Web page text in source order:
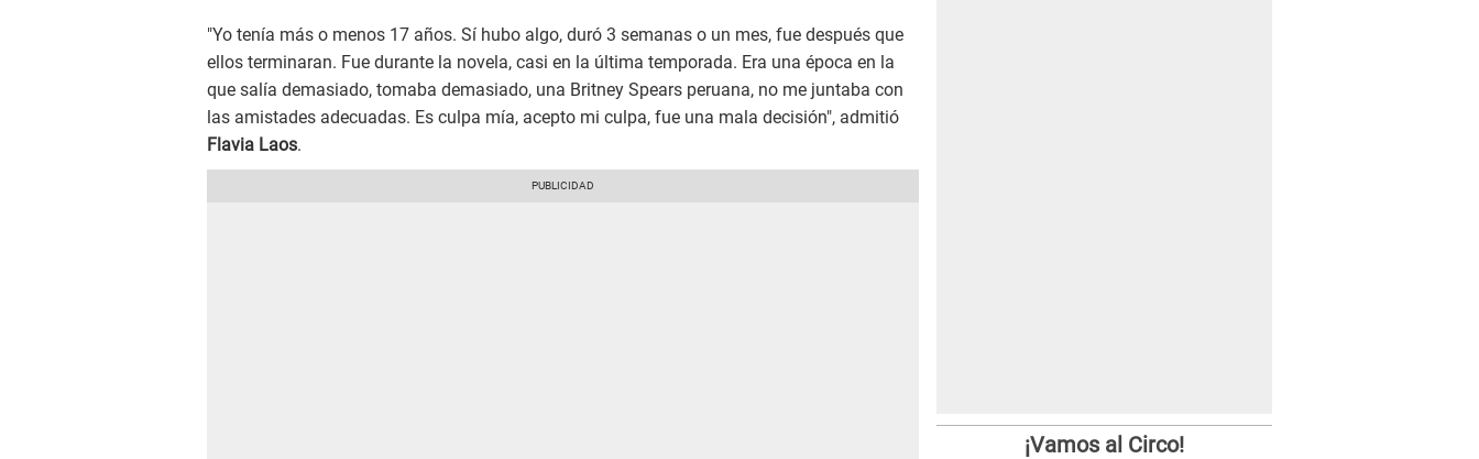
"Yo tenía más o menos 17 años. Sí hubo algo, duró 3 semanas o un mes, fue después que
ellos terminaran. Fue durante la novela, casi en la última temporada. Era una época en la
que salía demasiado, tomaba demasiado, una Britney Spears peruana, no me juntaba con
las amistades adecuadas. Es culpa mía, acepto mi culpa, fue una mala decisión", admitió
Flavia Laos.
¡Vamos al Circo!